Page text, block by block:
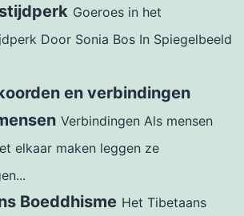
Goeroes in het
Door Sonia Bos In Spiegelbeeld
en verbindingen
Verbindingen Als mensen
elkaar maken leggen ze
Boeddhisme Het Tibetaans